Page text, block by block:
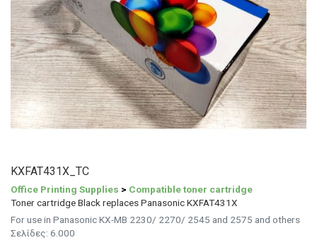
KXFAT431X_TC
Office Printing Supplies > Compatible toner cartridge
Toner cartridge Black replaces Panasonic KXFAT431X
For use in Panasonic KX-MB 2230/ 2270/ 2545 and 2575 and others
Σελίδες: 6.000